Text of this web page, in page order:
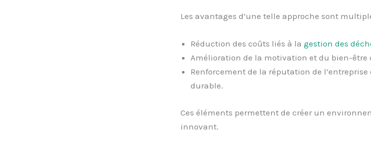
Les avantages d’une telle approche sont
Réduction des coûts liés à la gestion des
Amélioration de la motivation et du bien-être
Renforcement de la réputation de
durable.
Ces éléments permettent de créer un
innovant.